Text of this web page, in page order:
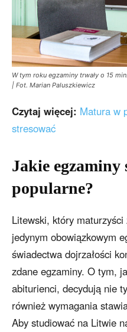
W tym roku egzaminy trwały o 15
| Fot. Marian Paluszkiewicz
Czytaj więcej: Matura w
stresować
Jakie
popularne?
Litewski, który
jedynym obowiązkowym
świadectwa dojrzałości
zdane egzaminy. O tym,
abiturienci, decydują nie
również wymagania
Aby studiować na Litwie